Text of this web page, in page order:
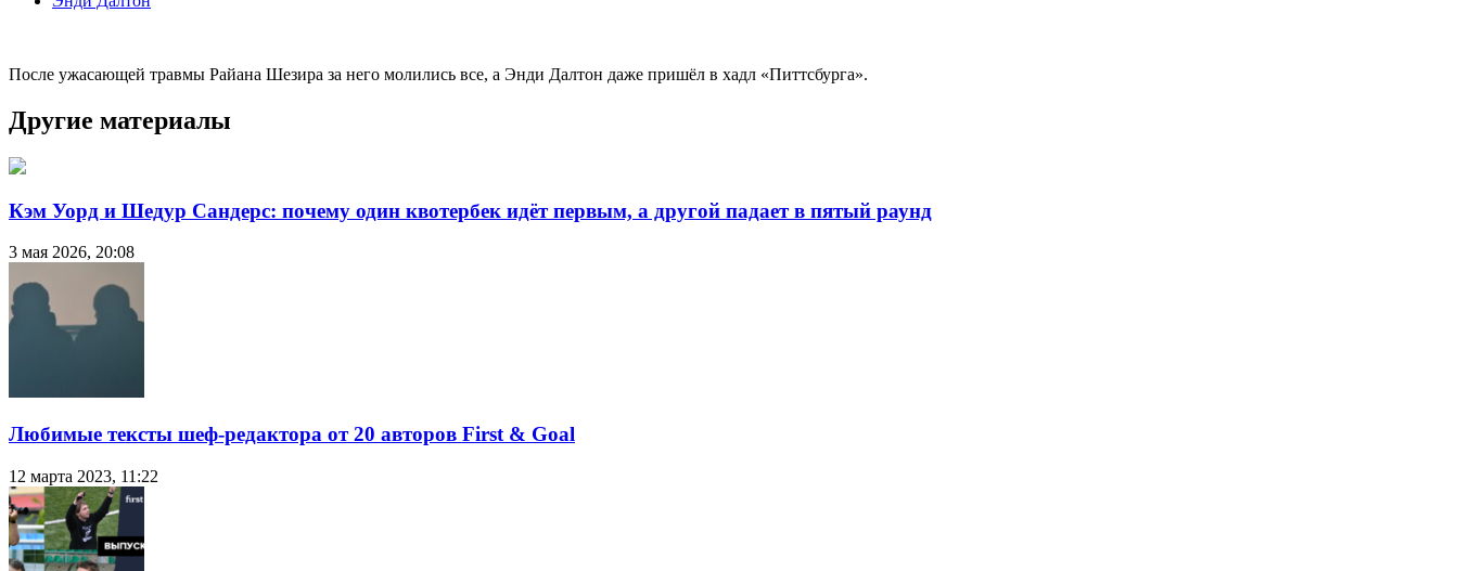
После ужасающей травмы Райана Шезира за него молились все, а Энди Далтон даже пришёл в хадл «Питтсбурга».
Другие материалы
Кэм Уорд и Шедур Сандерс: почему один квотербек идёт первым, а другой падает в пятый раунд
3 мая 2026, 20:08
Любимые тексты шеф-редактора от 20 авторов First & Goal
12 марта 2023, 11:22